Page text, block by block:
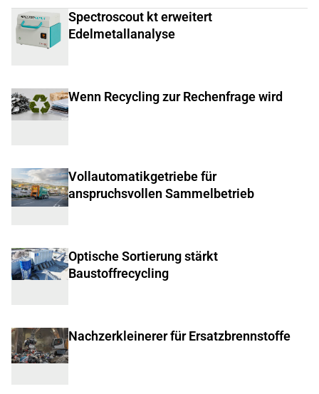
Spectroscout kt erweitert
Edelmetallanalyse
Wenn Recycling zur Rechenfrage wird
Vollautomatikgetriebe für
anspruchsvollen Sammelbetrieb
Optische Sortierung stärkt
Baustoffrecycling
Nachzerkleinerer für Ersatzbrennstoffe